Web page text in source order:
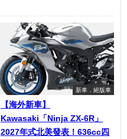
新車．絕版車
【海外新車】
Kawasaki「Ninja ZX-6R」
2027年式北美發表！636cc四